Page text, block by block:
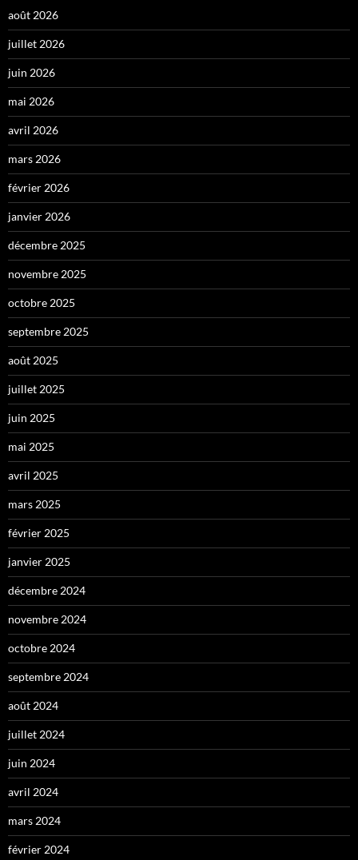
août 2026
juillet 2026
juin 2026
mai 2026
avril 2026
mars 2026
février 2026
janvier 2026
décembre 2025
novembre 2025
octobre 2025
septembre 2025
août 2025
juillet 2025
juin 2025
mai 2025
avril 2025
mars 2025
février 2025
janvier 2025
décembre 2024
novembre 2024
octobre 2024
septembre 2024
août 2024
juillet 2024
juin 2024
avril 2024
mars 2024
février 2024